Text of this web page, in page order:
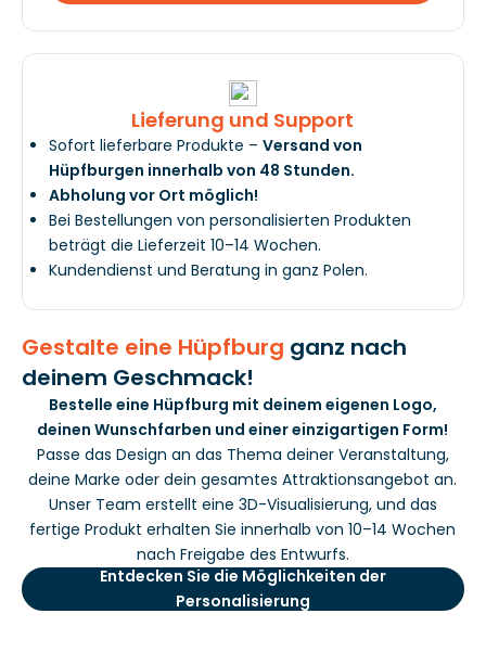
Lieferung und Support
Sofort lieferbare Produkte – Versand von
Hüpfburgen innerhalb von 48 Stunden.
Abholung vor Ort möglich!
Bei Bestellungen von personalisierten Produkten
beträgt die Lieferzeit 10–14 Wochen.
Kundendienst und Beratung in ganz Polen.
Gestalte eine Hüpfburg ganz nach
deinem Geschmack!
Bestelle eine Hüpfburg mit deinem eigenen Logo,
deinen Wunschfarben und einer einzigartigen Form!
Passe das Design an das Thema deiner Veranstaltung,
deine Marke oder dein gesamtes Attraktionsangebot an.
Unser Team erstellt eine 3D-Visualisierung, und das
fertige Produkt erhalten Sie innerhalb von 10–14 Wochen
nach Freigabe des Entwurfs.
Entdecken Sie die Möglichkeiten der
Personalisierung